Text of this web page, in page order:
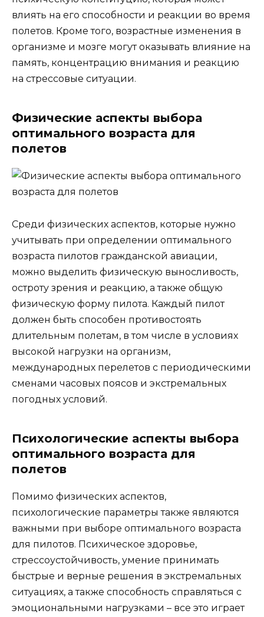
влиять на его способности и реакции во время
полетов. Кроме того, возрастные изменения в
организме и мозге могут оказывать влияние на
память, концентрацию внимания и реакцию
на стрессовые ситуации.
Физические аспекты выбора
оптимального возраста для
полетов
Среди физических аспектов, которые нужно
учитывать при определении оптимального
возраста пилотов гражданской авиации,
можно выделить физическую выносливость,
остроту зрения и реакцию, а также общую
физическую форму пилота. Каждый пилот
должен быть способен противостоять
длительным полетам, в том числе в условиях
высокой нагрузки на организм,
международных перелетов с периодическими
сменами часовых поясов и экстремальных
погодных условий.
Психологические аспекты выбора
оптимального возраста для
полетов
Помимо физических аспектов,
психологические параметры также являются
важными при выборе оптимального возраста
для пилотов. Психическое здоровье,
стрессоустойчивость, умение принимать
быстрые и верные решения в экстремальных
ситуациях, а также способность справляться с
эмоциональными нагрузками – все это играет